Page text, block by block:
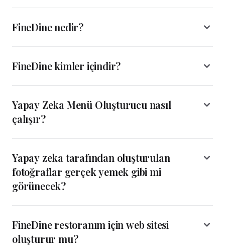
FineDine nedir?
FineDine kimler içindir?
Yapay Zeka Menü Oluşturucu nasıl
çalışır?
Yapay zeka tarafından oluşturulan
fotoğraflar gerçek yemek gibi mi
görünecek?
FineDine restoranım için web sitesi
oluşturur mu?